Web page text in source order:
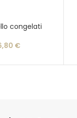
congelati
€